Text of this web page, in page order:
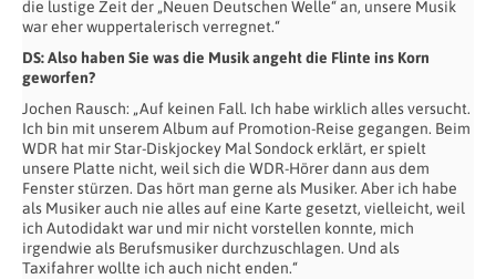
die lustige Zeit der „Neuen Deutschen Welle“ an, unsere Musik
war eher wuppertalerisch verregnet.“
DS: Also haben Sie was die Musik angeht die Flinte ins Korn
geworfen?
Jochen Rausch: „Auf keinen Fall. Ich habe wirklich alles versucht.
Ich bin mit unserem Album auf Promotion-Reise gegangen. Beim
WDR hat mir Star-Diskjockey Mal Sondock erklärt, er spielt
unsere Platte nicht, weil sich die WDR-Hörer dann aus dem
Fenster stürzen. Das hört man gerne als Musiker. Aber ich habe
als Musiker auch nie alles auf eine Karte gesetzt, vielleicht, weil
ich Autodidakt war und mir nicht vorstellen konnte, mich
irgendwie als Berufsmusiker durchzuschlagen. Und als
Taxifahrer wollte ich auch nicht enden.“